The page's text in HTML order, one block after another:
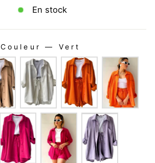
En stock
Couleur — Vert